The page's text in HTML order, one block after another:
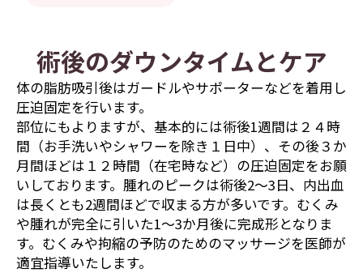
術後のダウンタイムとケア
体の脂肪吸引後はガードルやサポーターなどを着用し
圧迫固定を行います。
部位にもよりますが、基本的には術後1週間は２４時
間（お手洗いやシャワーを除き１日中）、その後３か
月間ほどは１２時間（在宅時など）の圧迫固定をお願
いしております。腫れのピークは術後2〜3日、内出血
は長くとも2週間ほどで収まる方が多いです。むくみ
や腫れが完全に引いた1〜3か月後に完成形となりま
す。むくみや拘縮の予防のためのマッサージを医師が
適宜指導いたします。